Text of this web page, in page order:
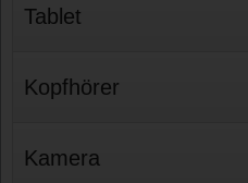
Tablet
Kopfhörer
Kamera